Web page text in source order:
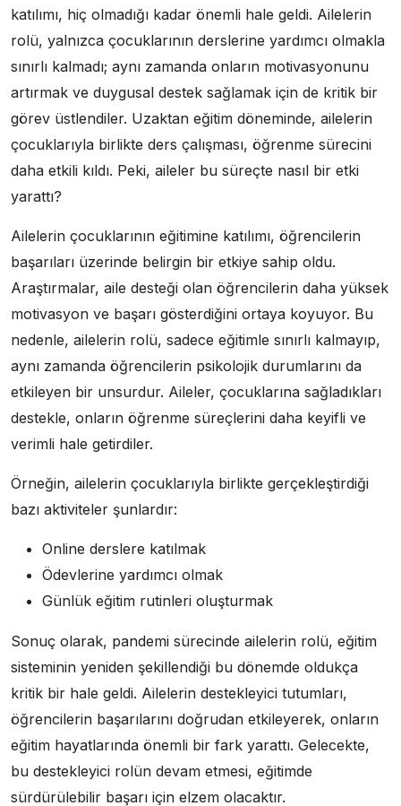
katılımı, hiç olmadığı kadar önemli hale geldi. Ailelerin
rolü, yalnızca çocuklarının derslerine yardımcı olmakla
sınırlı kalmadı; aynı zamanda onların motivasyonunu
artırmak ve duygusal destek sağlamak için de kritik bir
görev üstlendiler. Uzaktan eğitim döneminde, ailelerin
çocuklarıyla birlikte ders çalışması, öğrenme sürecini
daha etkili kıldı. Peki, aileler bu süreçte nasıl bir etki
yarattı?
Ailelerin çocuklarının eğitimine katılımı, öğrencilerin
başarıları üzerinde belirgin bir etkiye sahip oldu.
Araştırmalar, aile desteği olan öğrencilerin daha yüksek
motivasyon ve başarı gösterdiğini ortaya koyuyor. Bu
nedenle, ailelerin rolü, sadece eğitimle sınırlı kalmayıp,
aynı zamanda öğrencilerin psikolojik durumlarını da
etkileyen bir unsurdur. Aileler, çocuklarına sağladıkları
destekle, onların öğrenme süreçlerini daha keyifli ve
verimli hale getirdiler.
Örneğin, ailelerin çocuklarıyla birlikte gerçekleştirdiği
bazı aktiviteler şunlardır:
Online derslere katılmak
Ödevlerine yardımcı olmak
Günlük eğitim rutinleri oluşturmak
Sonuç olarak, pandemi sürecinde ailelerin rolü, eğitim
sisteminin yeniden şekillendiği bu dönemde oldukça
kritik bir hale geldi. Ailelerin destekleyici tutumları,
öğrencilerin başarılarını doğrudan etkileyerek, onların
eğitim hayatlarında önemli bir fark yarattı. Gelecekte,
bu destekleyici rolün devam etmesi, eğitimde
sürdürülebilir başarı için elzem olacaktır.